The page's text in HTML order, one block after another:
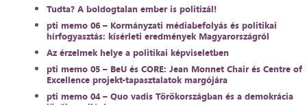
Tudta? A boldogtalan ember is politizál!
pti memo 06 – Kormányzati médiabefolyás és politikai
hírfogyasztás: kísérleti eredmények Magyarországról
Az érzelmek helye a politikai képviseletben
pti memo 05 – BeU és CORE: Jean Monnet Chair és Centre of
Excellence projekt-tapasztalatok margójára
pti memo 04 – Quo vadis Törökországban és a demokrácia